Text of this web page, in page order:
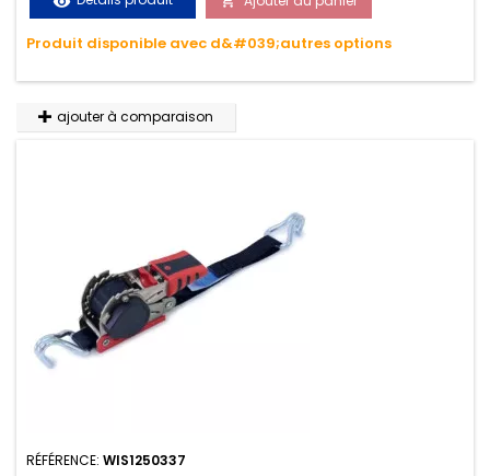
variations de températures, n'absorbe pas l'eau.
Produit disponible avec d&#039;autres options
ajouter à comparaison
RÉFÉRENCE: WIS1250337